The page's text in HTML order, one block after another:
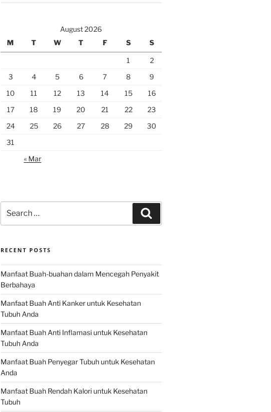
August 2026
M
T W T F S S
1
2
3
4 5 6 7 8
9
10
11 12 13 14 15
16
17
18 19 20 21 22
23
24
25 26 27 28 29
30
31
« Mar
for:
RECENT POSTS
Manfaat Buah-buahan dalam Mencegah Penyakit
Berbahaya
Manfaat Buah Anti Kanker untuk Kesehatan
Tubuh Anda
Manfaat Buah Anti Inflamasi untuk Kesehatan
Tubuh Anda
Manfaat Buah Penyegar Tubuh untuk Kesehatan
Anda
Manfaat Buah Rendah Kalori untuk Kesehatan
Tubuh